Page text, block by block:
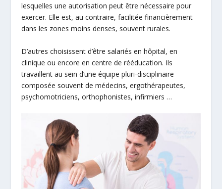
lesquelles une autorisation peut être nécessaire pour
exercer. Elle est, au contraire, facilitée financièrement
dans les zones moins denses, souvent rurales.
D’autres choisissent d’être salariés en hôpital, en
clinique ou encore en centre de rééducation. Ils
travaillent au sein d’une équipe pluri-disciplinaire
composée souvent de médecins, ergothérapeutes,
psychomotriciens, orthophonistes, infirmiers …